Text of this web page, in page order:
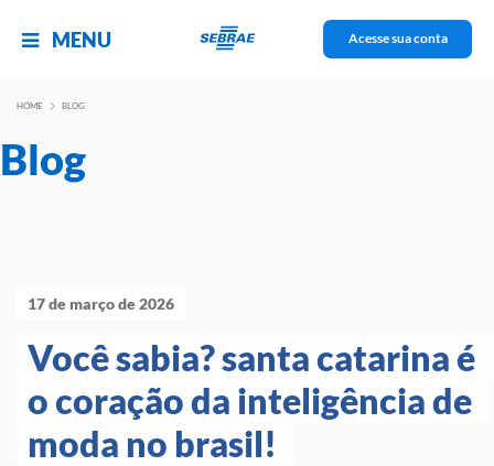
MENU Acesse sua conta
HOME BLOG
Blog
17 de março de 2026
Você sabia? santa catarina é
o coração da inteligência de
moda no brasil!